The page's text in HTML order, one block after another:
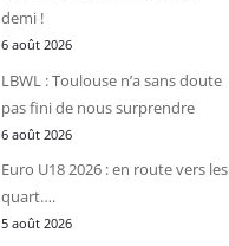
demi !
6 août 2026
LBWL : Toulouse n’a sans doute
pas fini de nous surprendre
6 août 2026
Euro U18 2026 : en route vers les
quart….
5 août 2026